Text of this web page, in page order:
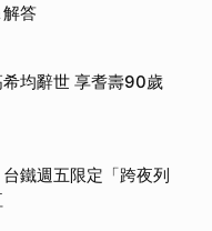
答
均辭世 享耆壽90歲
鐵週五限定「跨夜列